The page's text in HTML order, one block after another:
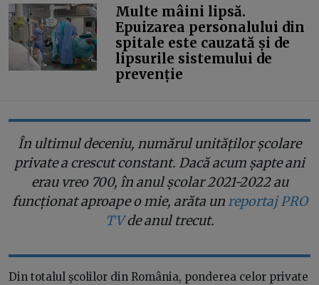
Multe mâini lipsă.
Epuizarea personalului din
spitale este cauzată și de
lipsurile sistemului de
prevenție
În ultimul deceniu, numărul unităților școlare
private a crescut constant. Dacă acum șapte ani
erau vreo 700, în anul școlar 2021-2022 au
funcționat aproape o mie, arăta un reportaj PRO
TVde anul trecut.
Din totalul școlilor din România, ponderea celor private